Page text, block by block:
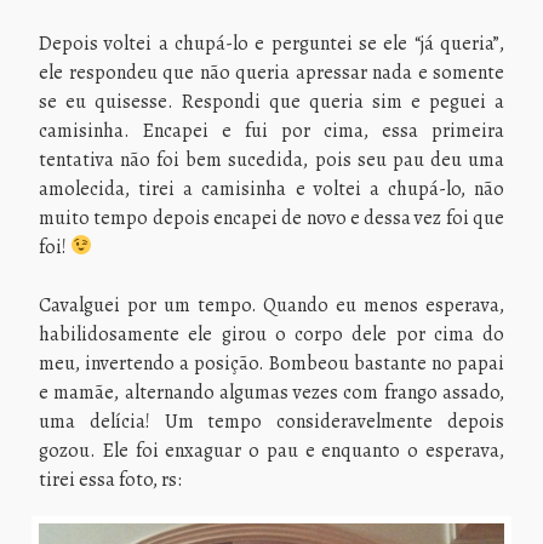
Depois voltei a chupá-lo e perguntei se ele “já queria”,
ele respondeu que não queria apressar nada e somente
se eu quisesse. Respondi que queria sim e peguei a
camisinha. Encapei e fui por cima, essa primeira
tentativa não foi bem sucedida, pois seu pau deu uma
amolecida, tirei a camisinha e voltei a chupá-lo, não
muito tempo depois encapei de novo e dessa vez foi que
foi!
Cavalguei por um tempo. Quando eu menos esperava,
habilidosamente ele girou o corpo dele por cima do
meu, invertendo a posição. Bombeou bastante no papai
e mamãe, alternando algumas vezes com frango assado,
uma delícia! Um tempo consideravelmente depois
gozou. Ele foi enxaguar o pau e enquanto o esperava,
tirei essa foto, rs: